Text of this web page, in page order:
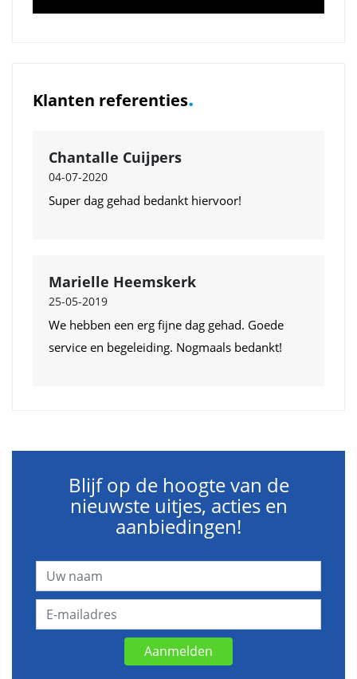
Klanten referenties.
Chantalle Cuijpers
04-07-2020
Super dag gehad bedankt hiervoor!
Marielle Heemskerk
25-05-2019
We hebben een erg fijne dag gehad. Goede
service en begeleiding. Nogmaals bedankt!
Blijf op de hoogte van de
nieuwste uitjes, acties en
aanbiedingen!
Aanmelden